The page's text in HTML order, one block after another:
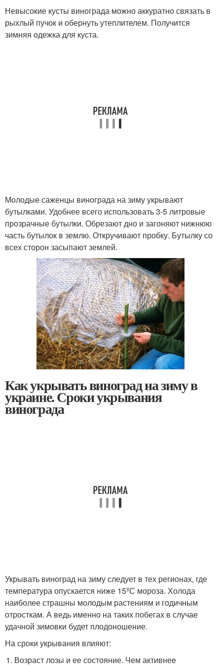
Невысокие кусты винограда можно аккуратно связать в
рыхлый пучок и обернуть утеплителем. Получится
зимняя одежка для куста.
Молодые саженцы винограда на зиму укрывают
бутылками. Удобнее всего использовать 3-5 литровые
прозрачные бутылки. Обрезают дно и загоняют нижнюю
часть бутылок в землю. Откручивают пробку. Бутылку со
всех сторон засыпают землей.
Как укрывать виноград на зиму в
украине. Сроки укрывания
винограда
Укрывать виноград на зиму следует в тех регионах, где
температура опускается ниже 15ºС мороза. Холода
наиболее страшны молодым растениям и годичным
отросткам. А ведь именно на таких побегах в случае
удачной зимовки будет плодоношение.
На сроки укрывания влияют:
Возраст лозы и ее состояние. Чем активнее